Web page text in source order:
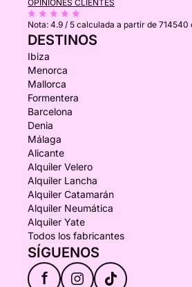
OPINIONES CLIENTES
Nota: 4.9 / 5 calculada a partir de 714540
DESTINOS
Ibiza
Menorca
Mallorca
Formentera
Barcelona
Denia
Málaga
Alicante
Alquiler Velero
Alquiler Lancha
Alquiler Catamarán
Alquiler Neumática
Alquiler Yate
Todos los fabricantes
SÍGUENOS
f